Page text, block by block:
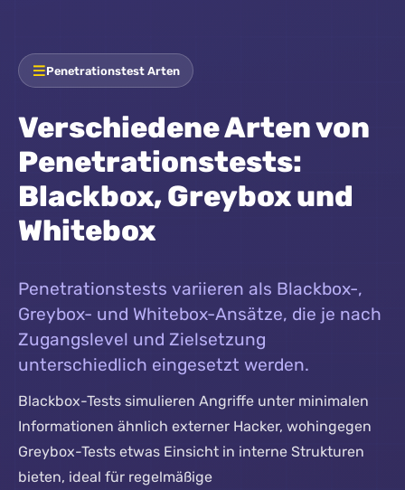
Penetrationstest Arten
Verschiedene Arten von
Penetrationstests:
Blackbox, Greybox und
Whitebox
Penetrationstests variieren als Blackbox-,
Greybox- und Whitebox-Ansätze, die je nach
Zugangslevel und Zielsetzung
unterschiedlich eingesetzt werden.
Blackbox-Tests simulieren Angriffe unter minimalen
Informationen ähnlich externer Hacker, wohingegen
Greybox-Tests etwas Einsicht in interne Strukturen
bieten, ideal für regelmäßige